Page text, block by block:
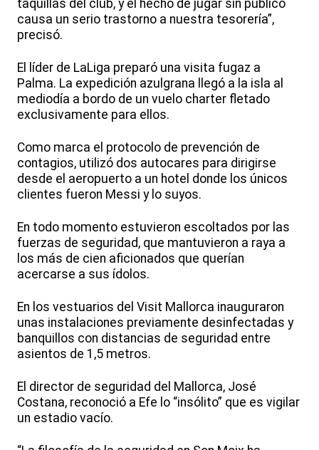
taquillas del club, y el hecho de jugar sin público
causa un serio trastorno a nuestra tesorería”,
precisó.
El líder de LaLiga preparó una visita fugaz a
Palma. La expedición azulgrana llegó a la isla al
mediodía a bordo de un vuelo charter fletado
exclusivamente para ellos.
Como marca el protocolo de prevención de
contagios, utilizó dos autocares para dirigirse
desde el aeropuerto a un hotel donde los únicos
clientes fueron Messi y lo suyos.
En todo momento estuvieron escoltados por las
fuerzas de seguridad, que mantuvieron a raya a
los más de cien aficionados que querían
acercarse a sus ídolos.
En los vestuarios del Visit Mallorca inauguraron
unas instalaciones previamente desinfectadas y
banquillos con distancias de seguridad entre
asientos de 1,5 metros.
El director de seguridad del Mallorca, José
Costana, reconoció a Efe lo “insólito” que es vigilar
un estadio vacío.